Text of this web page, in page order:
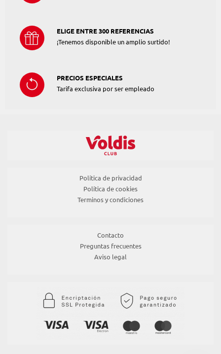
ELIGE ENTRE 300 REFERENCIAS
¡Tenemos disponible un amplio surtido!
PRECIOS ESPECIALES
Tarifa exclusiva por ser empleado
Política de privacidad
Política de cookies
Terminos y condiciones
Contacto
Preguntas frecuentes
Aviso legal